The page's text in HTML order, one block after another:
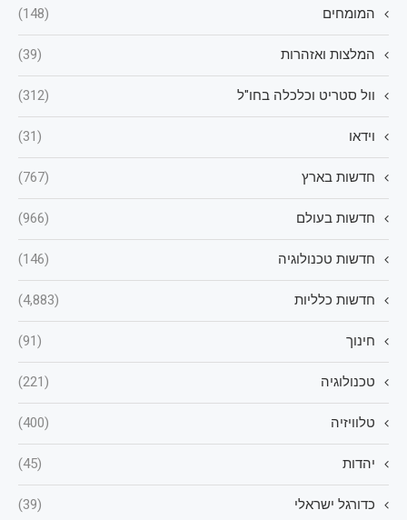
המומחים (148)
המלצות ואזהרות (39)
וול סטריט וכלכלה בחו"ל (312)
וידאו (31)
חדשות בארץ (767)
חדשות בעולם (966)
חדשות טכנולוגיה (146)
חדשות כלליות (4,883)
חינוך (91)
טכנולוגיה (221)
טלוויזיה (400)
יהדות (45)
כדורגל ישראלי (39)